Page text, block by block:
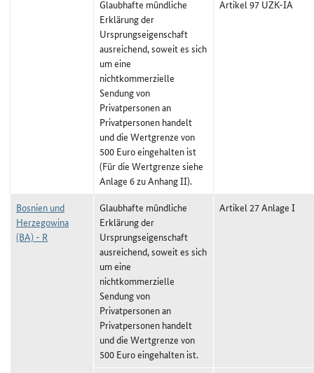
Glaubhafte mündliche
Erklärung der
Ursprungseigenschaft
ausreichend, soweit es sich
um eine
nichtkommerzielle
Sendung von
Privatpersonen an
Privatpersonen handelt
und die Wertgrenze von
500 Euro eingehalten ist
(Für die Wertgrenze siehe
Anlage 6 zu Anhang II).
Artikel 97 UZK-IA
Bosnien und
Herzegowina
(BA) - R
Glaubhafte mündliche
Erklärung der
Ursprungseigenschaft
ausreichend, soweit es sich
um eine
nichtkommerzielle
Sendung von
Privatpersonen an
Privatpersonen handelt
und die Wertgrenze von
500 Euro eingehalten ist.
Artikel 27 Anlage I